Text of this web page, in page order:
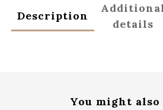
Description
details
You might